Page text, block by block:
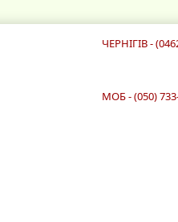
ЧЕРНІГІВ -
МОБ - (050)